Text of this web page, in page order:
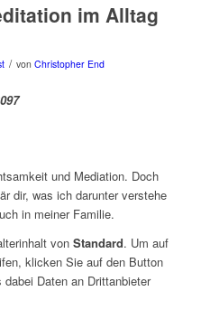
im Alltag
/ von Christopher End
und Mediation. Doch
dir, was ich darunter verstehe
in meiner Familie.
von Standard. Um auf
klicken Sie auf den Button
Daten an Drittanbieter